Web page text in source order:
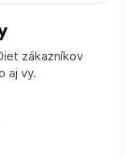
zákazníkov
aj vy.